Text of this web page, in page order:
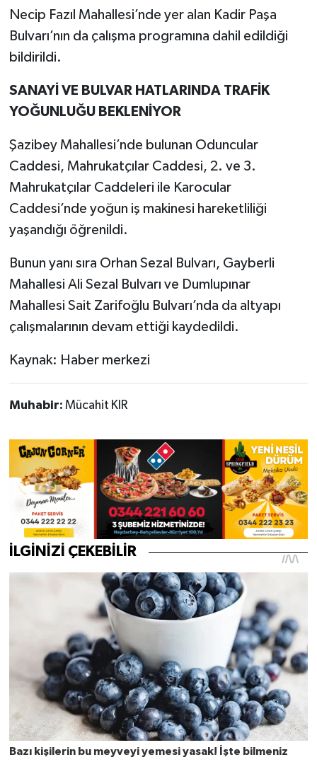
Necip Fazıl Mahallesi’nde yer alan Kadir Paşa
Bulvarı’nın da çalışma programına dahil edildiği
bildirildi.
SANAYİ VE BULVAR HATLARINDA TRAFİK
YOĞUNLUĞU BEKLENİYOR
Şazibey Mahallesi’nde bulunan Oduncular
Caddesi, Mahrukatçılar Caddesi, 2. ve 3.
Mahrukatçılar Caddeleri ile Karocular
Caddesi’nde yoğun iş makinesi hareketliliği
yaşandığı öğrenildi.
Bunun yanı sıra Orhan Sezal Bulvarı, Gayberli
Mahallesi Ali Sezal Bulvarı ve Dumlupınar
Mahallesi Sait Zarifoğlu Bulvarı’nda da altyapı
çalışmalarının devam ettiği kaydedildi.
Kaynak: Haber merkezi
Muhabir: Mücahit KIR